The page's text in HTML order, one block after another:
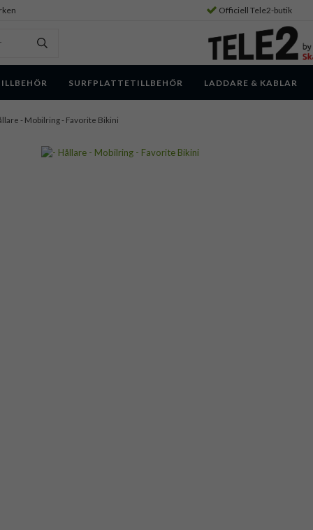
Officiell Tele2-butik
SURFPLATTETILLBEHÖR LADDARE & KABLAR
- Mobilring - Favorite Bikini